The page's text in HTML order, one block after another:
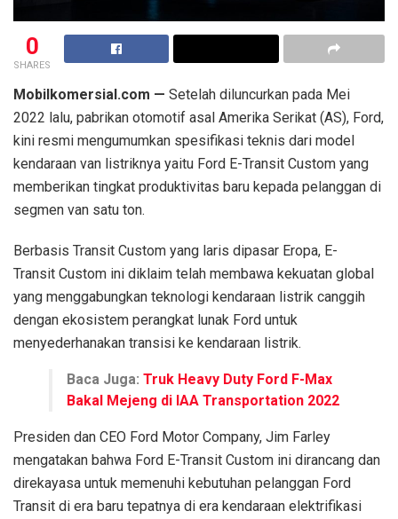
0
SHARES
Mobilkomersial.com — Setelah diluncurkan pada Mei
2022 lalu, pabrikan otomotif asal Amerika Serikat (AS), Ford,
kini resmi mengumumkan spesifikasi teknis dari model
kendaraan van listriknya yaitu Ford E-Transit Custom yang
memberikan tingkat produktivitas baru kepada pelanggan di
segmen van satu ton.
Berbasis Transit Custom yang laris dipasar Eropa, E-
Transit Custom ini diklaim telah membawa kekuatan global
yang menggabungkan teknologi kendaraan listrik canggih
dengan ekosistem perangkat lunak Ford untuk
menyederhanakan transisi ke kendaraan listrik.
Baca Juga: Truk Heavy Duty Ford F-Max
Bakal Mejeng di IAA Transportation 2022
Presiden dan CEO Ford Motor Company, Jim Farley
mengatakan bahwa Ford E-Transit Custom ini dirancang dan
direkayasa untuk memenuhi kebutuhan pelanggan Ford
Transit di era baru tepatnya di era kendaraan elektrifikasi